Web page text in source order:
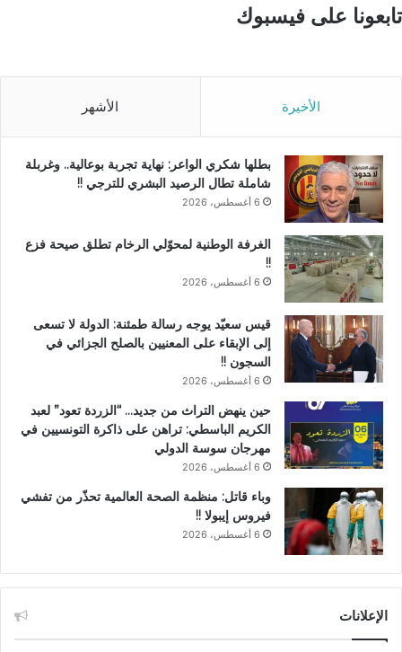
تابعونا على فيسبوك
الأخيرة الأشهر
بطلها شكري الواعر: نهاية تجربة بوعالية.. وغربلة
شاملة تطال الرصيد البشري للترجي !!
6 أغسطس، 2026
الغرفة الوطنية لمحوّلي الرخام تطلق صيحة فزع
!!
6 أغسطس، 2026
قيس سعيّد يوجه رسالة طمئنة: الدولة لا تسعى
إلى الإبقاء على المعنيين بالصلح الجزائي في
السجون !!
6 أغسطس، 2026
حين ينهض التراث من جديد… “الزردة تعود” لعبد
الكريم الباسطي: تراهن على ذاكرة التونسيين في
مهرجان سوسة الدولي
6 أغسطس، 2026
وباء قاتل: منظمة الصحة العالمية تحذّر من تفشي
فيروس إيبولا !!
6 أغسطس، 2026
الإعلانات